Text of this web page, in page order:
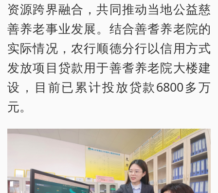
资源跨界融合，共同推动当地公益慈
善养老事业发展。结合善耆养老院的
实际情况，农行顺德分行以信用方式
发放项目贷款用于善耆养老院大楼建
设，目前已累计投放贷款6800多万
元。